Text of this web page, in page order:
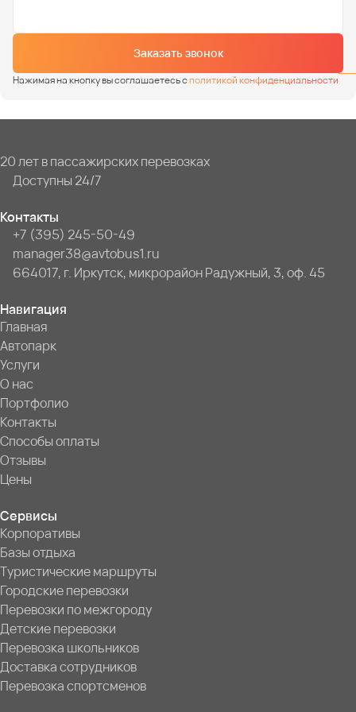
Заказать звонок
Нажимая на кнопку вы соглашаетесь сполитикой конфиденциальности
20 лет в пассажирских перевозках
Доступны 24/7
Контакты
+7 (395) 245-50-49
manager38@avtobus1.ru
664017, г. Иркутск, микрорайон Радужный, 3, оф. 45
Навигация
Главная
Автопарк
Услуги
О нас
Портфолио
Контакты
Способы оплаты
Отзывы
Цены
Сервисы
Корпоративы
Базы отдыха
Туристические маршруты
Городские перевозки
Перевозки по межгороду
Детские перевозки
Перевозка школьников
Доставка сотрудников
Перевозка спортсменов